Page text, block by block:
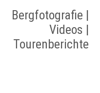
Bergfotografie |
Videos |
Tourenberichte